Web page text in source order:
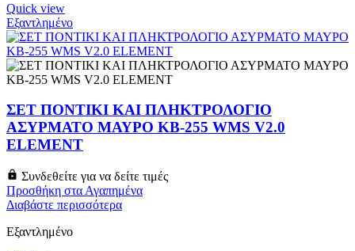
Quick view
Εξαντλημένο
ΣΕΤ ΠΟΝΤΙΚΙ ΚΑΙ ΠΛΗΚΤΡΟΛΟΓΙΟ
ΑΣΥΡΜΑΤΟ ΜΑΥΡΟ KB-255 WMS V2.0
ELEMENT
Συνδεθείτε για να δείτε τιμές
Προσθήκη στα Αγαπημένα
Διαβάστε περισσότερα
Εξαντλημένο